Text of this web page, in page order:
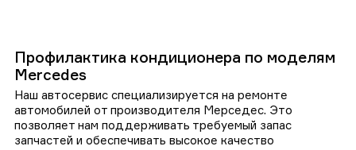
Профилактика кондиционера по моделям
Mercedes
Наш автосервис специализируется на ремонте
автомобилей от производителя Мерседес. Это
позволяет нам поддерживать требуемый запас
запчастей и обеспечивать высокое качество